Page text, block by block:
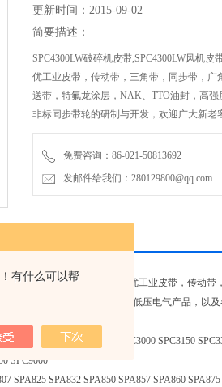
有什么可以帮
更新时间：2015-09-02
简要描述：
SPC4300LW破碎机皮带,SPC4300LW风机
优工业皮带，传动带，三角带，同步带，
送带，特氟龙涂层，NAK、TTO油封，高
非标同步带轮的研制与开发，欢迎广大新老
免费咨询：86-021-50813692
发邮件给我们：280129800@qq.com
美国盖茨、德国奥比等世界名优工业皮带，传动
强度螺栓、螺丝，试验用高低压电气产品，以
SPC2500 SPC2650 S*00 SPC3000 SPC3150
SPC9000
SPA825 SPA832 SPA850 SPA857 SPA860